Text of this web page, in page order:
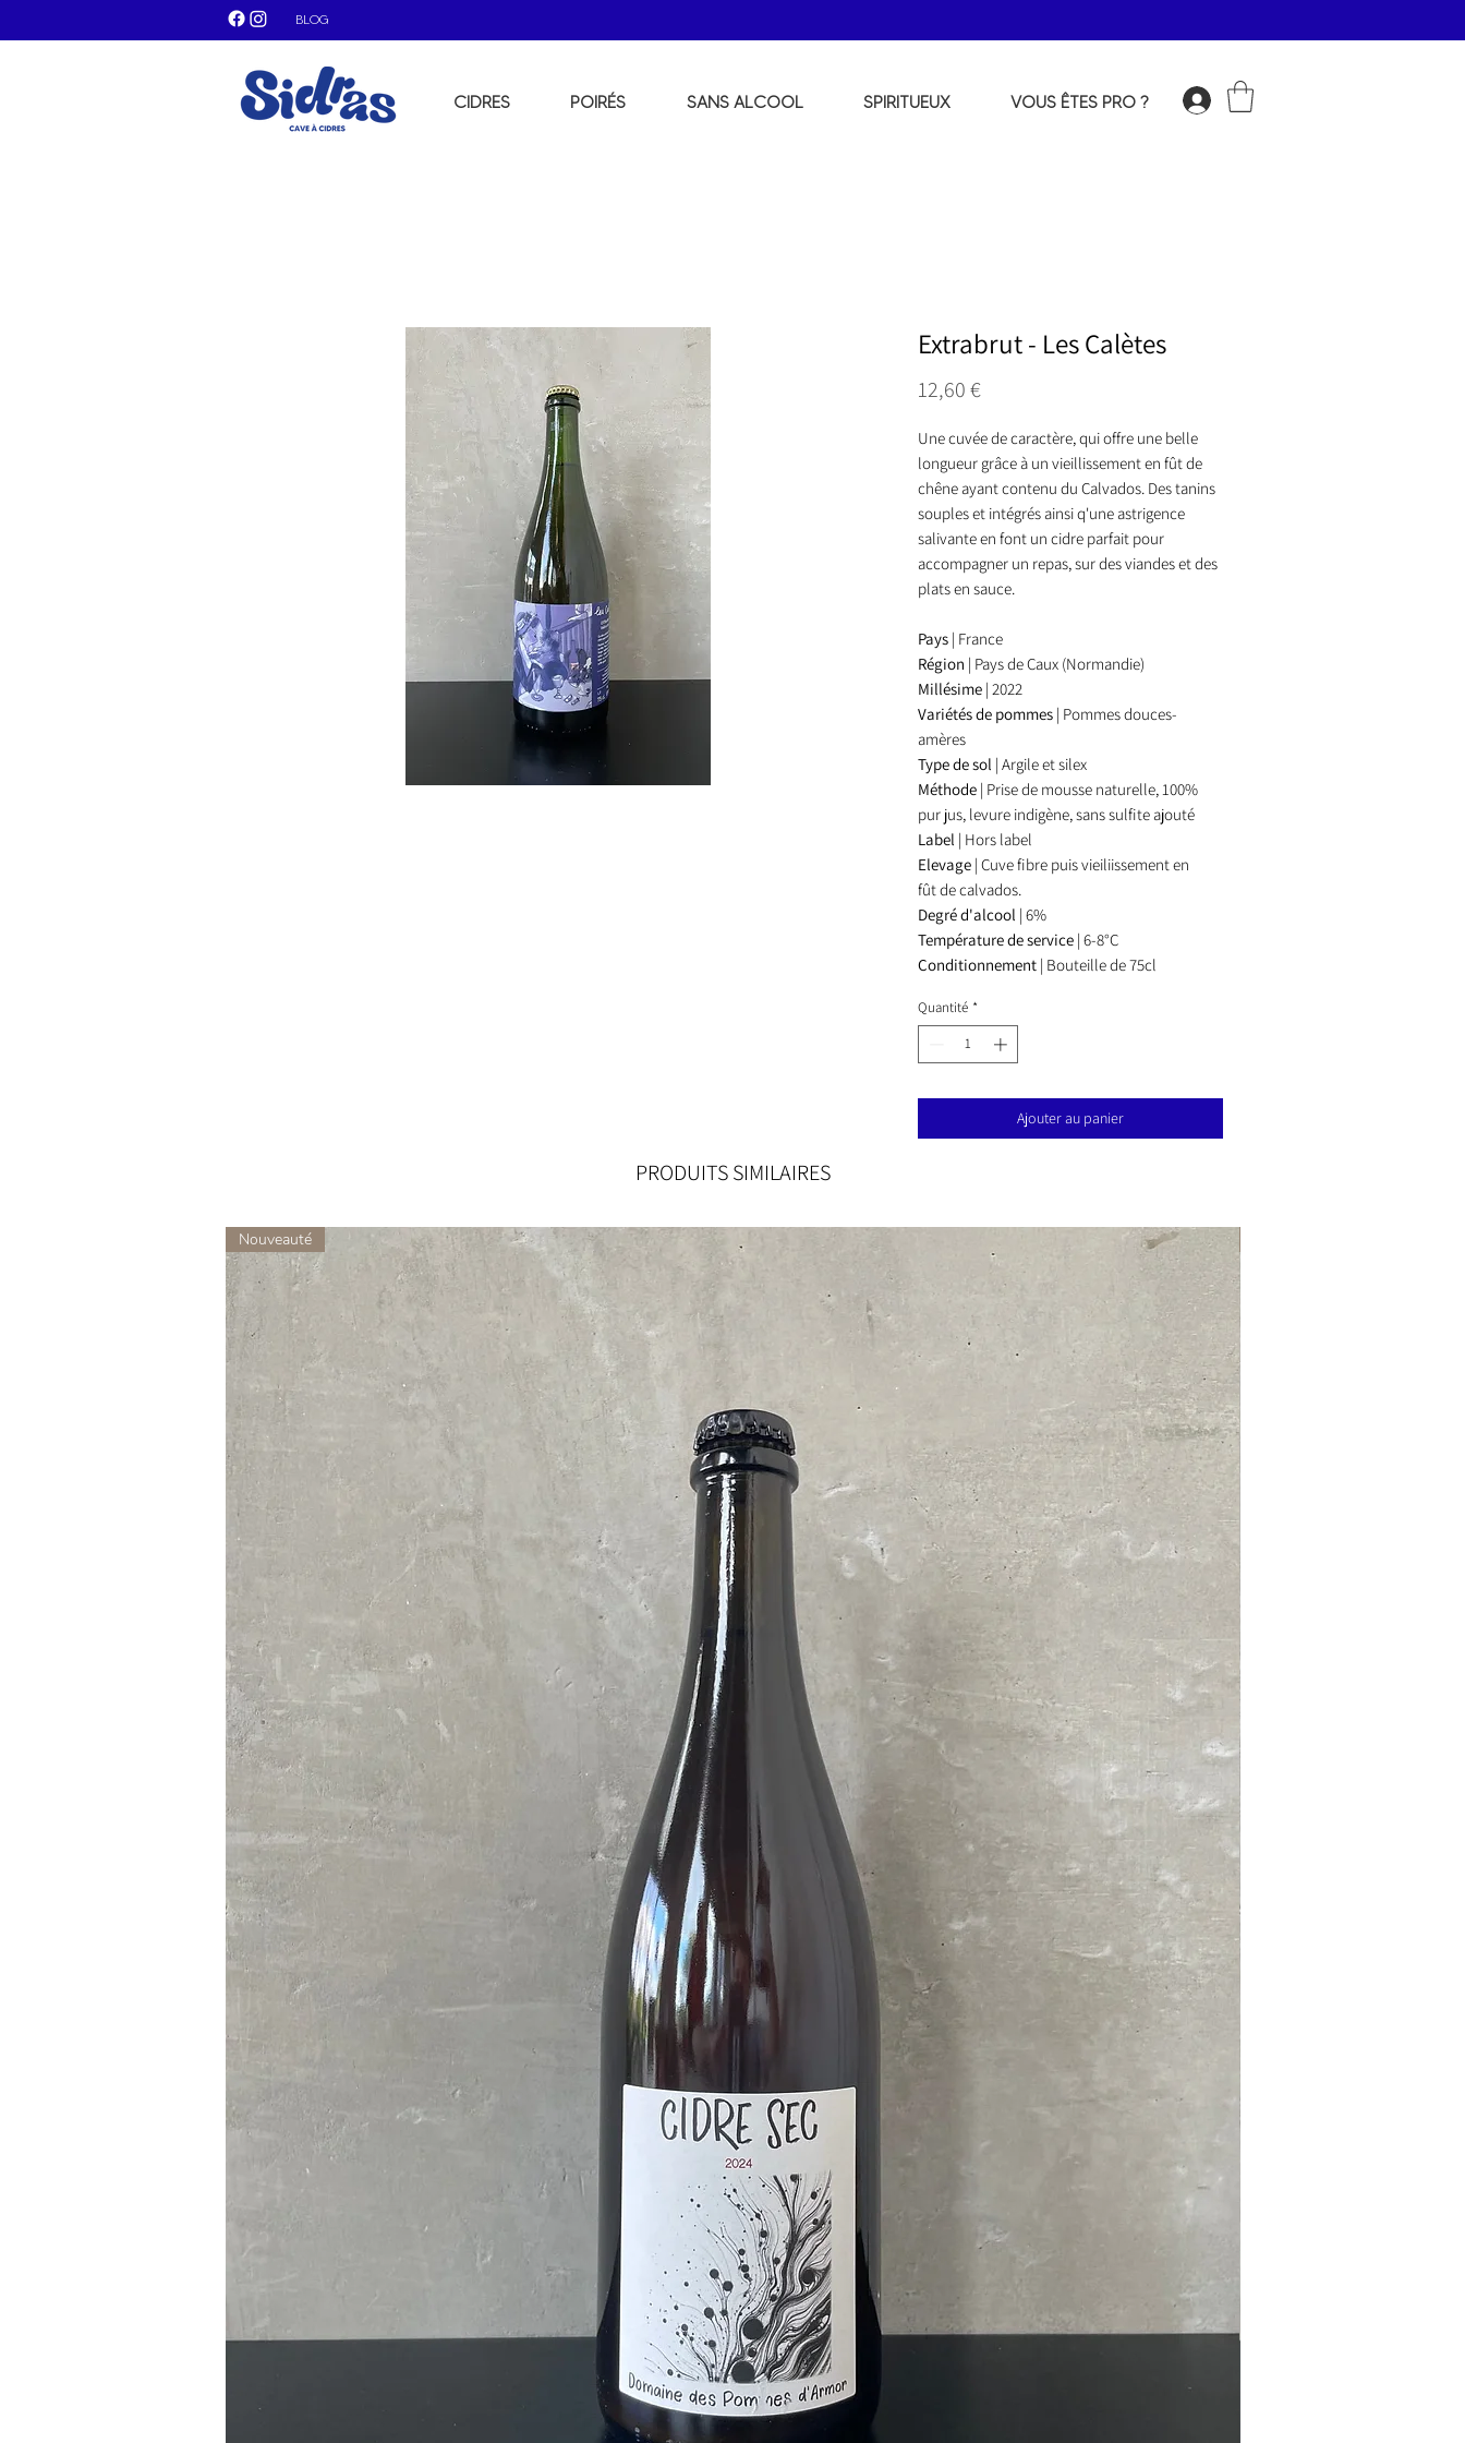
BLOG
CIDRES POIRÉS SANS ALCOOL SPIRITUEUX VOUS ÊTES PRO ? Connexion
Extrabrut - Les Calètes
12,60 €Prix
Une cuvée de caractère, qui offre une belle
longueur grâce à un vieillissement en fût de
chêne ayant contenu du Calvados. Des tanins
souples et intégrés ainsi q'une astrigence
salivante en font un cidre parfait pour
accompagner un repas, sur des viandes et des
plats en sauce.
Pays | France
Région | Pays de Caux (Normandie)
Millésime | 2022
Variétés de pommes | Pommes douces-
amères
Type de sol | Argile et silex
Méthode | Prise de mousse naturelle, 100%
pur jus, levure indigène, sans sulfite ajouté
Label | Hors label
Elevage | Cuve fibre puis vieiliissement en
fût de calvados.
Degré d'alcool | 6%
Température de service | 6-8°C
Conditionnement | Bouteille de 75cl
Quantité *
Ajouter au panier
PRODUITS SIMILAIRES
Nouveauté